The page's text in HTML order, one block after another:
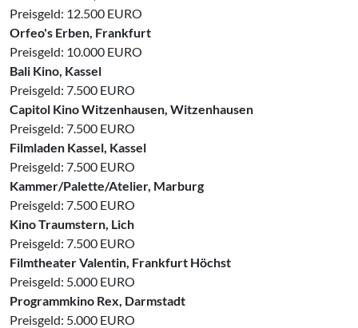
Preisgeld: 12.500 EURO
Orfeo's Erben, Frankfurt
Preisgeld: 10.000 EURO
Bali Kino, Kassel
Preisgeld: 7.500 EURO
Capitol Kino Witzenhausen, Witzenhausen
Preisgeld: 7.500 EURO
Filmladen Kassel, Kassel
Preisgeld: 7.500 EURO
Kammer/Palette/Atelier, Marburg
Preisgeld: 7.500 EURO
Kino Traumstern, Lich
Preisgeld: 7.500 EURO
Filmtheater Valentin, Frankfurt Höchst
Preisgeld: 5.000 EURO
Programmkino Rex, Darmstadt
Preisgeld: 5.000 EURO